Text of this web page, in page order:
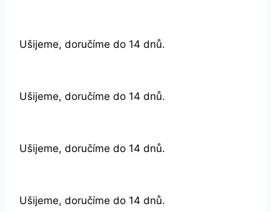
Ušijeme, doručíme do 14 dnů.
Ušijeme, doručíme do 14 dnů.
Ušijeme, doručíme do 14 dnů.
Ušijeme, doručíme do 14 dnů.